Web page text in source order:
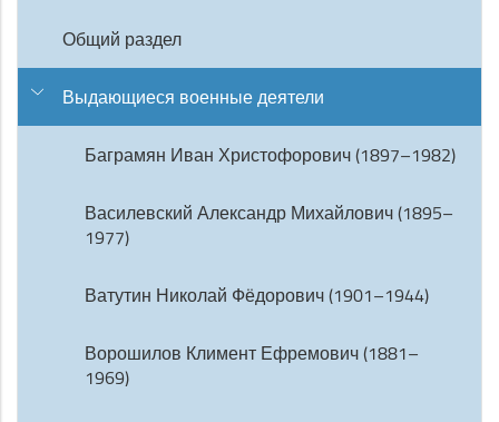
Общий раздел
Выдающиеся военные деятели
Баграмян Иван Христофорович (1897–1982)
Василевский Александр Михайлович (1895–
1977)
Ватутин Николай Фёдорович (1901–1944)
Ворошилов Климент Ефремович (1881–
1969)